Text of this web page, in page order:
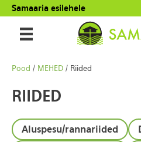
Samaaria esilehele
Pood / MEHED / Riided
RIIDED
Aluspesu/rannariided